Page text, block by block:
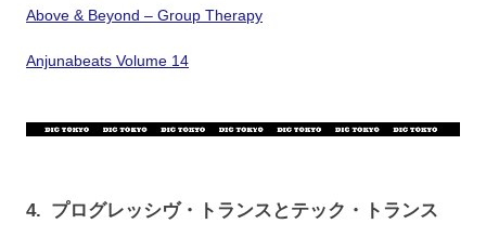
Above & Beyond – Group Therapy
Anjunabeats Volume 14
4. プログレッシヴ・トランスとテック・トランス